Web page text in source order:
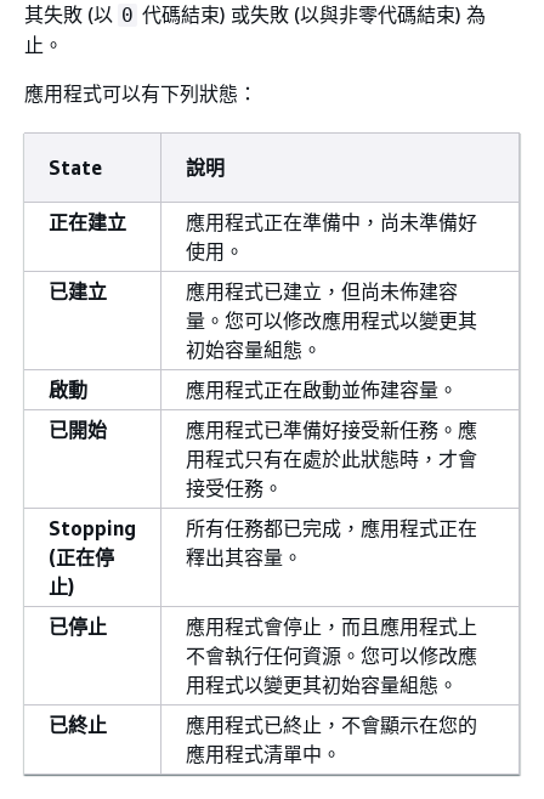
其失敗 (以 0 代碼結束) 或失敗 (以與非零代碼結束) 為
止。
應用程式可以有下列狀態：
State 說明
正在建立
應用程式正在準備中，尚未準備好
使用。
已建立
應用程式已建立，但尚未佈建容
量。您可以修改應用程式以變更其
初始容量組態。
啟動
應用程式正在啟動並佈建容量。
已開始
應用程式已準備好接受新任務。應
用程式只有在處於此狀態時，才會
接受任務。
Stopping
(正在停
止)
所有任務都已完成，應用程式正在
釋出其容量。
已停止
應用程式會停止，而且應用程式上
不會執行任何資源。您可以修改應
用程式以變更其初始容量組態。
已終止
應用程式已終止，不會顯示在您的
應用程式清單中。